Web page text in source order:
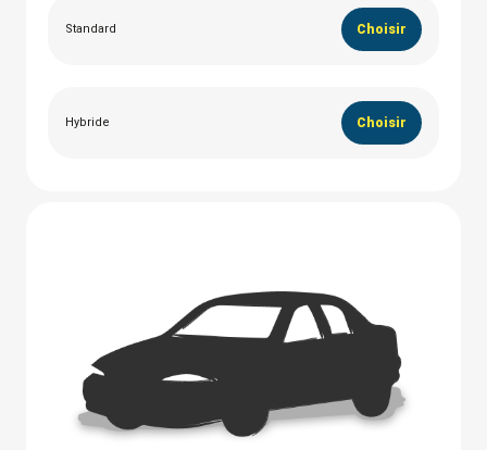
Standard Choisir
Hybride Choisir